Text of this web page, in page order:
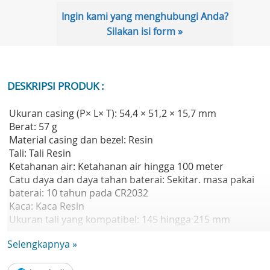
Ingin kami yang menghubungi Anda?
Silakan isi form »
DESKRIPSI PRODUK :
Ukuran casing (P× L× T): 54,4 × 51,2 × 15,7 mm
Berat: 57 g
Material casing dan bezel: Resin
Tali: Tali Resin
Ketahanan air: Ketahanan air hingga 100 meter
Catu daya dan daya tahan baterai: Sekitar. masa pakai
baterai: 10 tahun pada CR2032
Kaca: Kaca Resin
Ukuran tali yang kompatibel: 145 hingga 215 mm
Stopwatch:
Selengkapnya »